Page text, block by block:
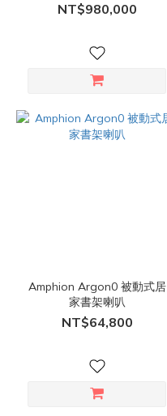
NT$980,000
Amphion Argon0 被動式居
家書架喇叭
NT$64,800